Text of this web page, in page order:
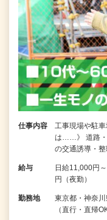
仕事内容
工事現場や駐
は……》 道路・
の交通誘導・
給与
日給11,000円
円（夜勤）
勤務地
東京都・神奈
（直行・直帰OK